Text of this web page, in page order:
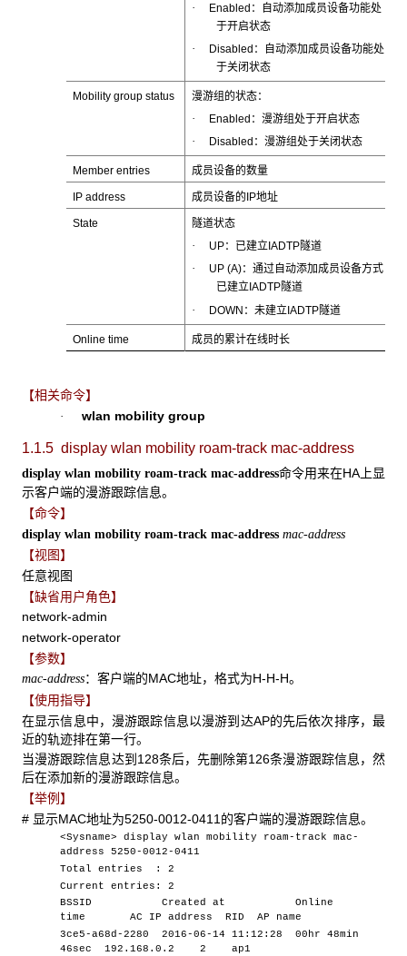
· Enabled：自动添加成员设备功能处
于开启状态
· Disabled：自动添加成员设备功能处
于关闭状态
Mobility group status 漫游组的状态：
· Enabled：漫游组处于开启状态
· Disabled：漫游组处于关闭状态
Member entries 成员设备的数量
IP address 成员设备的IP地址
State 隧道状态
· UP：已建立IADTP隧道
· UP (A)：通过自动添加成员设备方式
已建立IADTP隧道
· DOWN：未建立IADTP隧道
Online time 成员的累计在线时长
【相关命令】
· wlan mobility group
1.1.5 display wlan mobility roam-track mac-address
display wlan mobility roam-track mac-address命令用来在HA上显
示客户端的漫游跟踪信息。
【命令】
display wlan mobility roam-track mac-address mac-address
【视图】
任意视图
【缺省用户角色】
network-admin
network-operator
【参数】
mac-address：客户端的MAC地址，格式为H-H-H。
【使用指导】
在显示信息中，漫游跟踪信息以漫游到达AP的先后依次排序，最
近的轨迹排在第一行。
当漫游跟踪信息达到128条后，先删除第126条漫游跟踪信息，然
后在添加新的漫游跟踪信息。
【举例】
# 显示MAC地址为5250-0012-0411的客户端的漫游跟踪信息。
<Sysname> display wlan mobility roam-track mac-
address 5250-0012-0411
Total entries : 2
Current entries: 2
BSSID Created at Online
time AC IP address RID AP name
3ce5-a68d-2280 2016-06-14 11:12:28 00hr 48min
46sec 192.168.0.2 2 ap1